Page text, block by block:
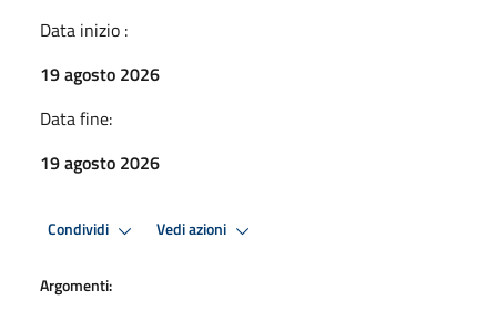
Data inizio :
19 agosto 2026
Data fine:
19 agosto 2026
Condividi Vedi azioni
Argomenti: